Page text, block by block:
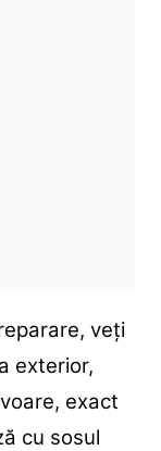
veți
exterior,
exact
cu sosul